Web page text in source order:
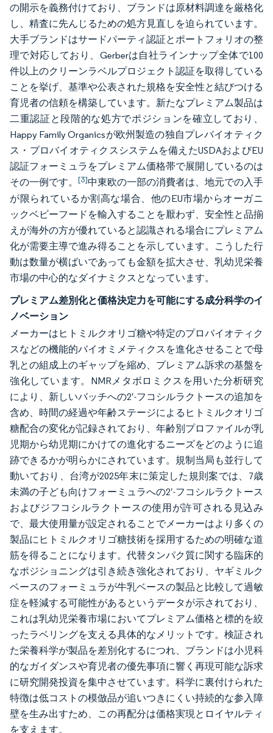
の開示を義務付けており、ブランドは原材料調達を厳格化
し、精査に先んじるための処方見直しを迫られています。
大手ブランドはサードパーティ認証とポートフォリオの整
理で対応しており、Gerberは自社ラインナップ全体で100
件以上のクリーンラベルプロジェクト認証を取得している
ことを挙げ、基準や公表された規格を安全性と結びつける
育児者の信頼を構築しています。新たなプレミアム製品は
二重認証と段階的な処方でポジションを確立しており、
Happy Family Organicsが欧州製造の独自プレバイオティク
ス・プロバイオティクスシステムを備えたUSDAおよびEU
認証フォーミュラをプレミアム価格帯で展開しているのは
その一例です。 [3]中東欧の一部の消費者は、地元での入手
が限られているか割高な場合、他のEU市場からオーガニ
ックベビーフードを輸入することを厭わず、安全性と品揃
えが海外の方が優れていると認識される場合にプレミアム
化が需要主導で進み得ることを示しています。こうした行
動は数量が横ばいであっても金額を拡大させ、乳幼児栄養
市場の中心的なダイナミクスとなっています。
プレミアム差別化と価格決定力を可能にする成分科学のイ
ノベーション
メーカーはヒトミルクオリゴ糖や特定のプロバイオティク
スなどの機能的バイオミメティクスを進化させることで母
乳との組成上のギャップを縮め、プレミアム訴求の基盤を
強化しています。NMRメタボロミクスを用いた分析研究
により、新しいバッチへの2′-フコシルラクトースの追加を
含め、時間の経過や年齢ステージによるヒトミルクオリゴ
糖配合の変化が記録されており、年齢別プロファイルが乳
児期から幼児期にかけての進化するニーズをどのように追
跡できるかが明らかにされています。規制当局も並行して
動いており、台湾が2025年末に策定した規則案では、7歳
未満の子ども向けフォーミュラへの2′-フコシルラクトース
およびジフコシルラクトースの使用が許可される見込み
で、最大使用量が設定されることでメーカーはより多くの
製品にヒトミルクオリゴ糖技術を採用するための明確な道
筋を得ることになります。代替タンパク質に関する臨床的
なポジショニングは引き続き強化されており、ヤギミルク
ベースのフォーミュラが牛乳ベースの製品と比較して過敏
症を軽減する可能性があるというデータが示されており、
これは乳幼児栄養市場においてプレミアム価格と標的を絞
ったラベリングを支える具体的なメリットです。検証され
た栄養科学が製品を差別化するにつれ、ブランドは小児科
的なガイダンスや育児者の優先事項に響く再現可能な訴求
に研究開発投資を集中させています。科学に裏付けられた
特徴は低コストの模倣品が追いつきにくい持続的な参入障
壁を生み出すため、この再配分は価格実現とロイヤルティ
を支えます。